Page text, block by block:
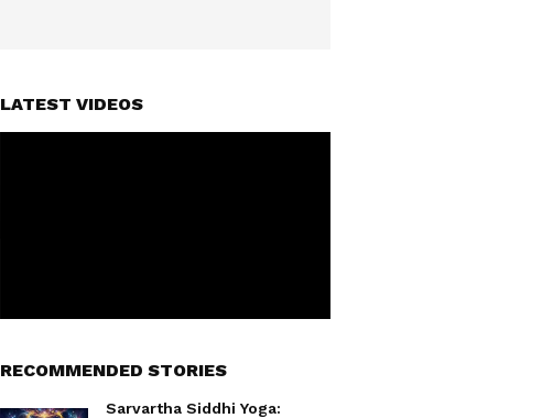
LATEST VIDEOS
RECOMMENDED STORIES
Sarvartha Siddhi Yoga: